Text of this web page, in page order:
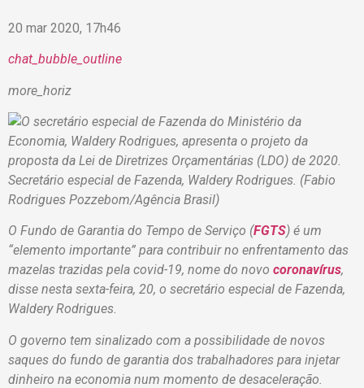
20 mar 2020, 17h46
chat_bubble_outline
more_horiz
Secretário especial de Fazenda, Waldery Rodrigues. (Fabio
Rodrigues Pozzebom/Agência Brasil)
O Fundo de Garantia do Tempo de Serviço (FGTS) é um
“elemento importante” para contribuir no enfrentamento das
mazelas trazidas pela covid-19, nome do novo coronavírus,
disse nesta sexta-feira, 20, o secretário especial de Fazenda,
Waldery Rodrigues.
O governo tem sinalizado com a possibilidade de novos
saques do fundo de garantia dos trabalhadores para injetar
dinheiro na economia num momento de desaceleração.